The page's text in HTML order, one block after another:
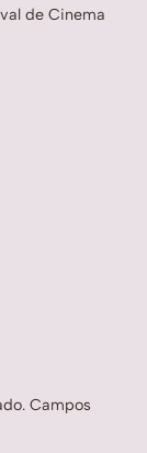
de Cinema
Campos